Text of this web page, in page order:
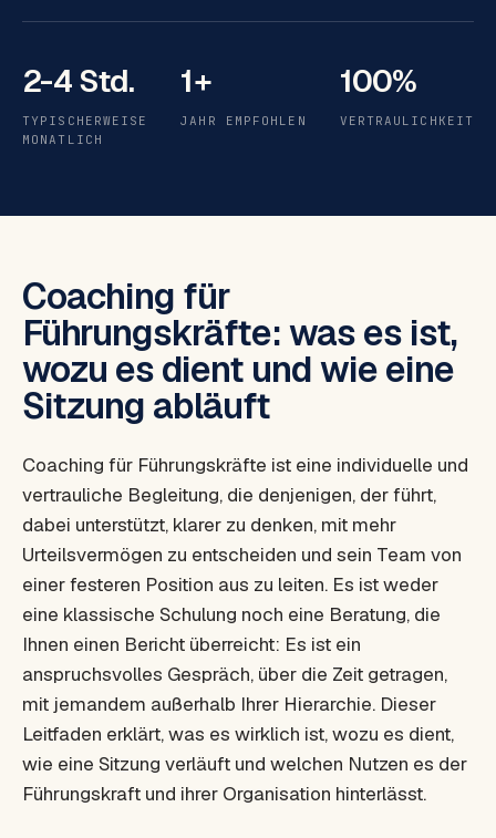
2-4 Std.
TYPISCHERWEISE
MONATLICH
1+
JAHR EMPFOHLEN
100%
VERTRAULICHKEIT
Coaching für
Führungskräfte: was es ist,
wozu es dient und wie eine
Sitzung abläuft
Coaching für Führungskräfte ist eine individuelle und
vertrauliche Begleitung, die denjenigen, der führt,
dabei unterstützt, klarer zu denken, mit mehr
Urteilsvermögen zu entscheiden und sein Team von
einer festeren Position aus zu leiten. Es ist weder
eine klassische Schulung noch eine Beratung, die
Ihnen einen Bericht überreicht: Es ist ein
anspruchsvolles Gespräch, über die Zeit getragen,
mit jemandem außerhalb Ihrer Hierarchie. Dieser
Leitfaden erklärt, was es wirklich ist, wozu es dient,
wie eine Sitzung verläuft und welchen Nutzen es der
Führungskraft und ihrer Organisation hinterlässt.